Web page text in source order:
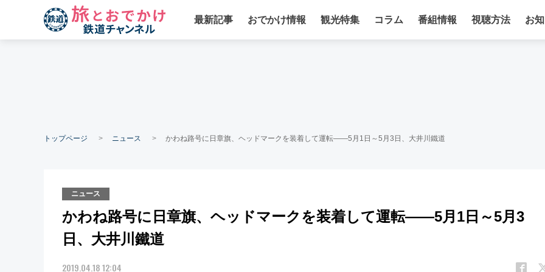
最新記事 おでかけ情報 観光特集 コラム 番組情報 視聴方法 お
トップページ ニュース かわね路号に日章旗、ヘッドマークを装着して運転――5月1日～5月3日、大井川鐵道
ニュース
かわね路号に日章旗、ヘッドマークを装着して運転――5月1日～5月3
日、大井川鐵道
2019.04.18 12:04